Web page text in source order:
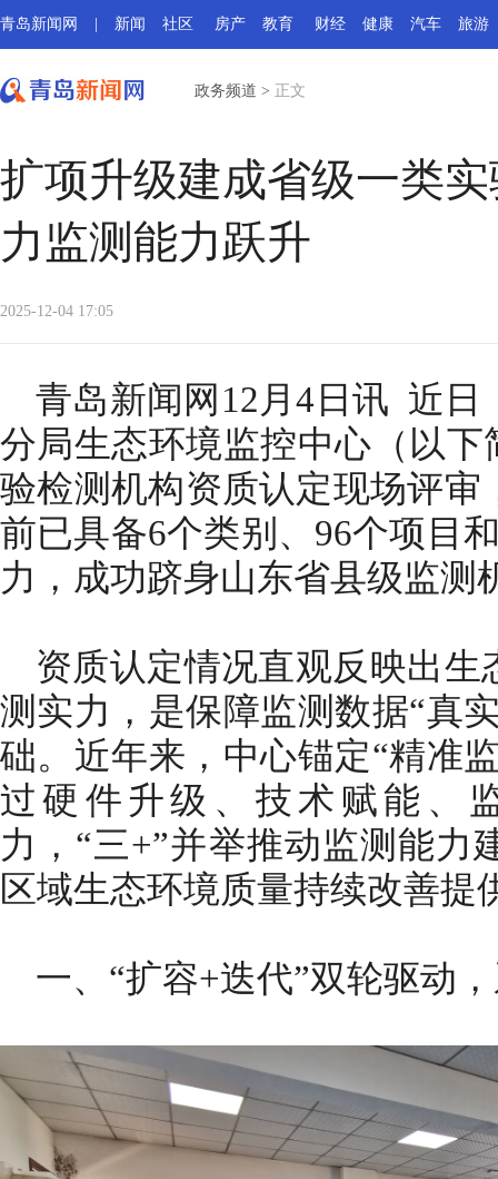
青岛新闻网 新闻 社区 房产 教育 财经 健康 汽车 旅游
政务频道 > 正文
扩项升级建成省级一类
力监测能力跃升
2025-12-04 17:05
青岛新闻网12月4日讯 近日
分局生态环境监控中心（以下
验检测机构资质认定现场评审
前已具备6个类别、96个项目
力，成功跻身山东省县级监测
资质认定情况直观反映出
测实力，是保障监测数据“真
础。近年来，中心锚定“精准
过硬件升级、技术赋能、
力，“三+”并举推动监测能力
区域生态环境质量持续改善提
一、“扩容+迭代”双轮驱动